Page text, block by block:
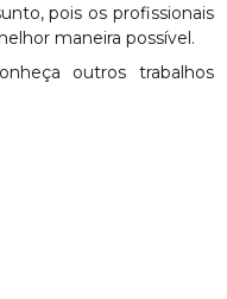
pois os profissionais
maneira possível.
outros trabalhos